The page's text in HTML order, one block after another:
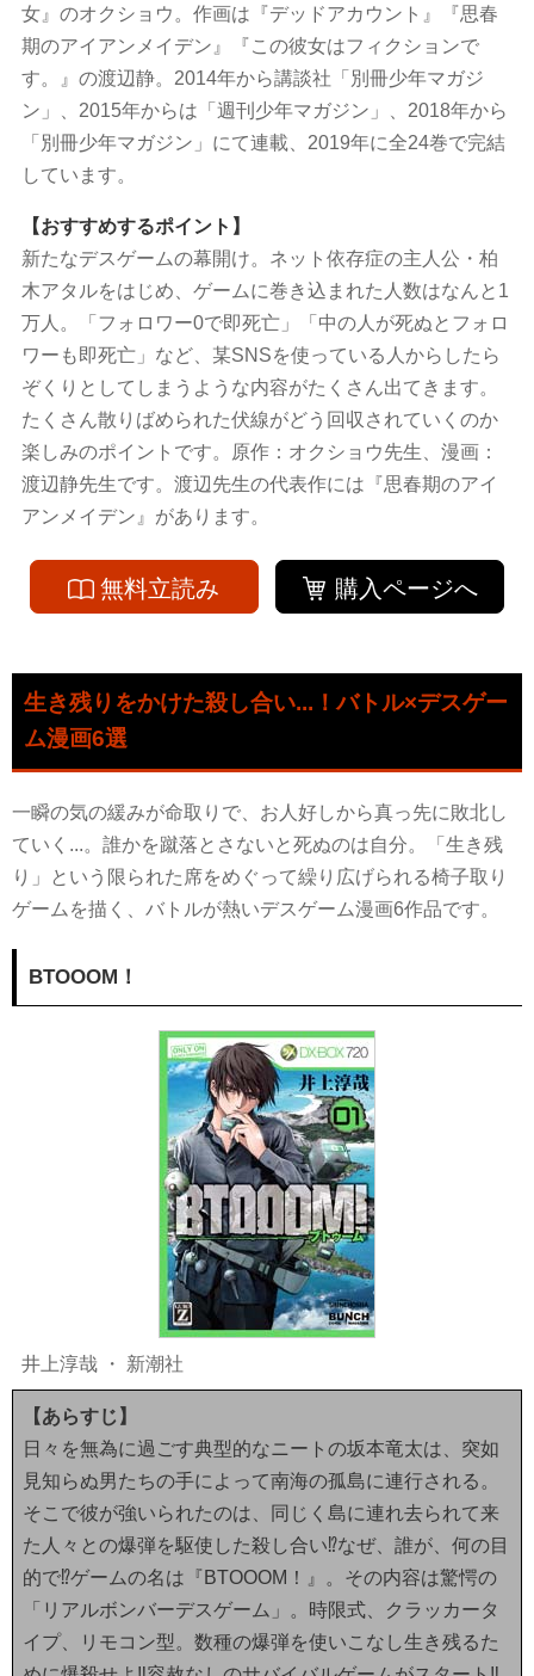
女』のオクショウ。作画は『デッドアカウント』『思春
期のアイアンメイデン』『この彼女はフィクションで
す。』の渡辺静。2014年から講談社「別冊少年マガジ
ン」、2015年からは「週刊少年マガジン」、2018年から
「別冊少年マガジン」にて連載、2019年に全24巻で完結
しています。
【おすすめするポイント】
新たなデスゲームの幕開け。ネット依存症の主人公・柏
木アタルをはじめ、ゲームに巻き込まれた人数はなんと1
万人。「フォロワー0で即死亡」「中の人が死ぬとフォロ
ワーも即死亡」など、某SNSを使っている人からしたら
ぞくりとしてしまうような内容がたくさん出てきます。
たくさん散りばめられた伏線がどう回収されていくのか
楽しみのポイントです。原作：オクショウ先生、漫画：
渡辺静先生です。渡辺先生の代表作には『思春期のアイ
アンメイデン』があります。
無料立読み 購入ページへ
生き残りをかけた殺し合い...！バトル×デスゲー
ム漫画6選
一瞬の気の緩みが命取りで、お人好しから真っ先に敗北し
ていく...。誰かを蹴落とさないと死ぬのは自分。「生き残
り」という限られた席をめぐって繰り広げられる椅子取り
ゲームを描く、バトルが熱いデスゲーム漫画6作品です。
BTOOOM！
井上淳哉 ・ 新潮社
【あらすじ】
日々を無為に過ごす典型的なニートの坂本竜太は、突如
見知らぬ男たちの手によって南海の孤島に連行される。
そこで彼が強いられたのは、同じく島に連れ去られて来
た人々との爆弾を駆使した殺し合い⁉なぜ、誰が、何の目
的で⁉ゲームの名は『BTOOOM！』。その内容は驚愕の
「リアルボンバーデスゲーム」。時限式、クラッカータ
イプ、リモコン型。数種の爆弾を使いこなし生き残るた